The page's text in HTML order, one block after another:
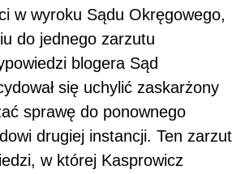
w wyroku Sądu Okręgowego,
do jednego zarzutu
blogera Sąd
się uchylić zaskarżony
sprawę do ponownego
drugiej instancji. Ten zarzut
w której Kasprowicz